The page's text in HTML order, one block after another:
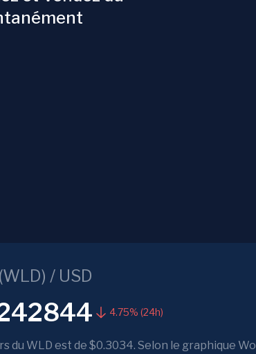
(WLD) / USD
4.75% (24h)
du WLD est de $0.3034. Selon le graphique